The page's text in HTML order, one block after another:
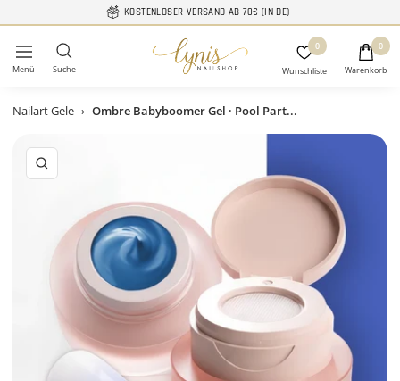
zum
Inhalt
KOSTENLOSER VERSAND AB 70€ (IN DE)
Navigation
Lynis-
Nailshop
0 0
Nailart Gele › Ombre Babyboomer Gel · Pool Part...
Zoom